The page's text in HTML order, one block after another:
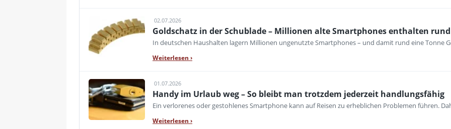
02.07.2026
Goldschatz in der Schublade – Millionen alte Smartphones enthalten
In deutschen Haushalten lagern Millionen ungenutzte Smartphones – und damit rund eine Tonne
Weiterlesen ›
01.07.2026
Handy im Urlaub weg – So bleibt man trotzdem jederzeit handlungsfähig
Ein verlorenes oder gestohlenes Smartphone kann auf Reisen zu erheblichen Problemen führen.
Weiterlesen ›